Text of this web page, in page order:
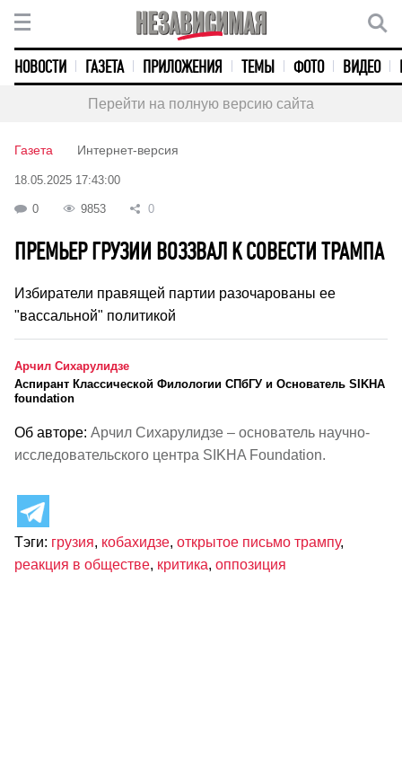
НОВОСТИ ГАЗЕТА ПРИЛОЖЕНИЯ ТЕМЫ ФОТО ВИДЕО
Перейти на полную версию сайта
Газета Интернет-версия
18.05.2025 17:43:00
0 9853 0
ПРЕМЬЕР ГРУЗИИ ВОЗЗВАЛ К СОВЕСТИ ТРАМПА
Избиратели правящей партии разочарованы ее
"вассальной" политикой
Арчил Сихарулидзе
Аспирант Классической Филологии СПбГУ и Основатель SIKHA
foundation
Об авторе: Арчил Сихарулидзе – основатель научно-
исследовательского центра SIKHA Foundation.
Тэги: грузия, кобахидзе, открытое письмо трампу,
реакция в обществе, критика, оппозиция